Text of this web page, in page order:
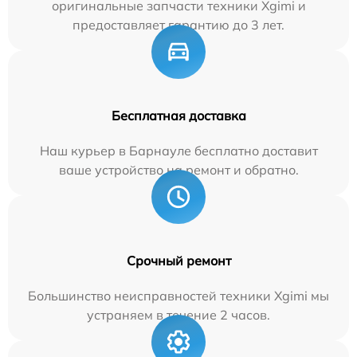
оригинальные запчасти техники Xgimi и
предоставляет гарантию до 3 лет.
Бесплатная доставка
Наш курьер в Барнауле бесплатно доставит
ваше устройство на ремонт и обратно.
Срочный ремонт
Большинство неисправностей техники Xgimi мы
устраняем в течение 2 часов.